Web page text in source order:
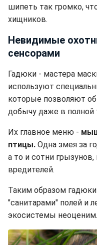
шипеть так громко,
хищников.
Невидимые
сенсорами
Гадюки - мастера
используют
которые позволяют
добычу даже в полной
Их главное меню -
птицы. Одна змея за
а то и сотни
вредителей.
Таким образом
"санитарами" полей и
экосистемы неоценим.